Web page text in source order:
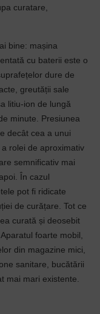
curatare,
bine: mașina
cu baterii este o
dure de
greutății sale
litiu-ion de lungă
minute. Presiunea
decât cea a unui
rolei de aproximativ
semnificativ mai
În cazul
pot fi ridicate
de curățare. Tot ce
curată și deosebit
foarte mobil,
din magazine mici,
sanitare, bucătării
mai mari existente.